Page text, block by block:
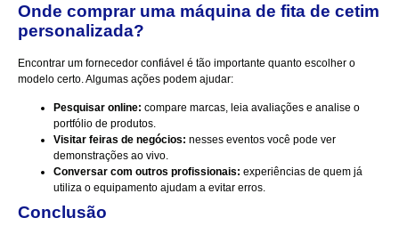
Onde comprar uma máquina de fita de cetim
personalizada?
Encontrar um fornecedor confiável é tão importante quanto escolher o
modelo certo. Algumas ações podem ajudar:
Pesquisar online: compare marcas, leia avaliações e analise o
portfólio de produtos.
Visitar feiras de negócios: nesses eventos você pode ver
demonstrações ao vivo.
Conversar com outros profissionais: experiências de quem já
utiliza o equipamento ajudam a evitar erros.
Conclusão